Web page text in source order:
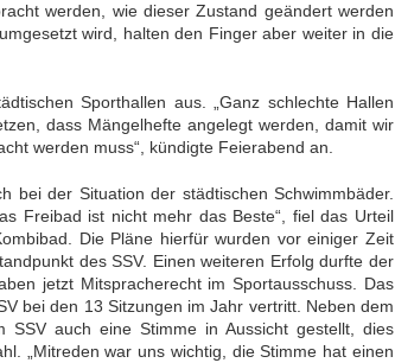
werden, wie dieser Zustand geändert werden
wird, halten den Finger aber weiter in die
Sporthallen aus. „Ganz schlechte Hallen
dass Mängelhefte angelegt werden, damit wir
werden muss“, kündigte Feierabend an.
bei der Situation der städtischen Schwimmbäder.
Freibad ist nicht mehr das Beste“, fiel das Urteil
Die Pläne hierfür wurden vor einiger Zeit
des SSV. Einen weiteren Erfolg durfte der
jetzt Mitspracherecht im Sportausschuss. Das
bei den 13 Sitzungen im Jahr vertritt. Neben dem
SSV auch eine Stimme in Aussicht gestellt, dies
„Mitreden war uns wichtig, die Stimme hat einen